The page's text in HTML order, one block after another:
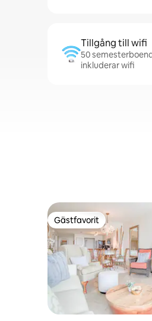
Tillgång till wifi
50
inkluderar wifi
Gästfavorit
Gästfavorit